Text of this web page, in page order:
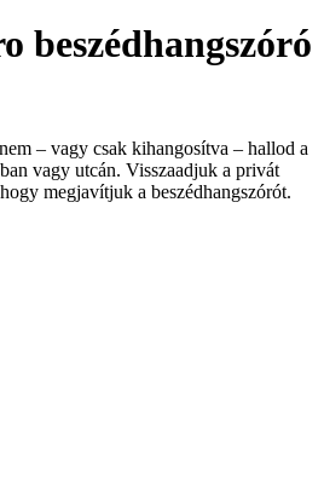
beszédhangszóró
– vagy csak kihangosítva – hallod a
vagy utcán. Visszaadjuk a privát
megjavítjuk a beszédhangszórót.